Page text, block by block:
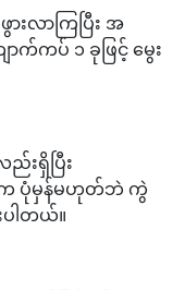
းလာကြပြီး အ
က်ကပ် ၁ ခုဖြင့် မွေး
းရှိပြီး
က ပုံမှန်မဟုတ်ဘဲ ကွဲ
ါတယ်။